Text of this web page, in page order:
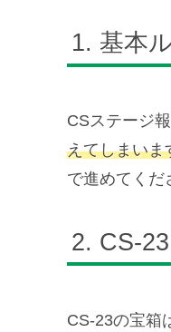
基本
CSステージ
えてしまいま
で進めてくだ
CS-23
CS-23の宝箱